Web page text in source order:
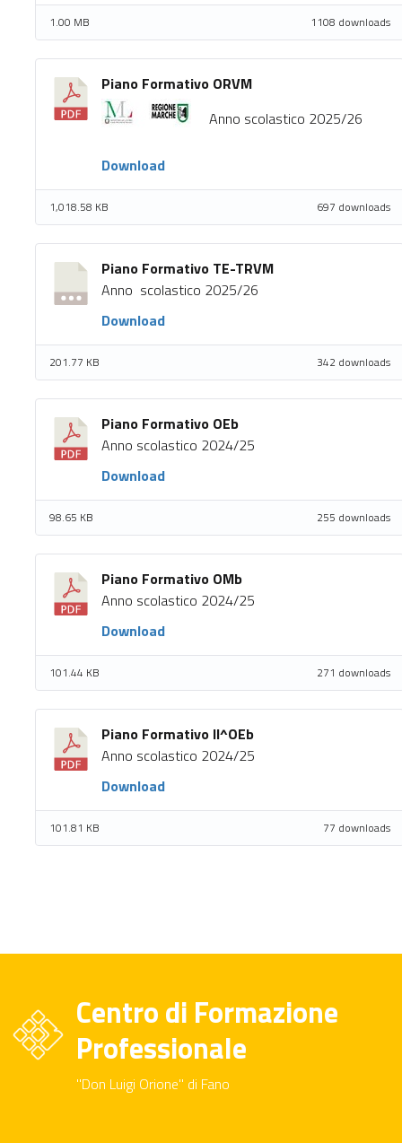
1108 downloads
1.00 MB
Piano Formativo ORVM
Anno scolastico 2025/26
Download
697 downloads
1,018.58 KB
Piano Formativo TE-TRVM
Anno scolastico 2025/26
Download
342 downloads
201.77 KB
Piano Formativo OEb
Anno scolastico 2024/25
Download
255 downloads
98.65 KB
Piano Formativo OMb
Anno scolastico 2024/25
Download
271 downloads
101.44 KB
Piano Formativo II^OEb
Anno scolastico 2024/25
Download
77 downloads
101.81 KB
Centro di Formazione
Professionale
"Don Luigi Orione" di Fano